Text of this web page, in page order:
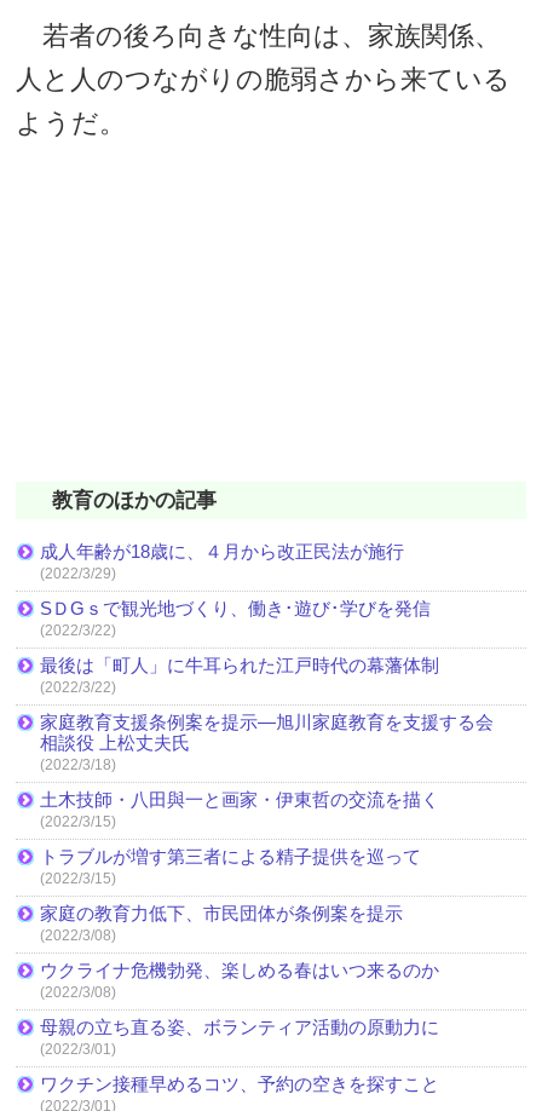
若者の後ろ向きな性向は、家族関係、
人と人のつながりの脆弱さから来ている
ようだ。
教育のほかの記事
成人年齢が18歳に、４月から改正民法が施行
(2022/3/29)
SＤGｓで観光地づくり、働き･遊び･学びを発信
(2022/3/22)
最後は「町人」に牛耳られた江戸時代の幕藩体制
(2022/3/22)
家庭教育支援条例案を提示―旭川家庭教育を支援する会
相談役 上松丈夫氏
(2022/3/18)
土木技師・八田與一と画家・伊東哲の交流を描く
(2022/3/15)
トラブルが増す第三者による精子提供を巡って
(2022/3/15)
家庭の教育力低下、市民団体が条例案を提示
(2022/3/08)
ウクライナ危機勃発、楽しめる春はいつ来るのか
(2022/3/08)
母親の立ち直る姿、ボランティア活動の原動力に
(2022/3/01)
ワクチン接種早めるコツ、予約の空きを探すこと
(2022/3/01)